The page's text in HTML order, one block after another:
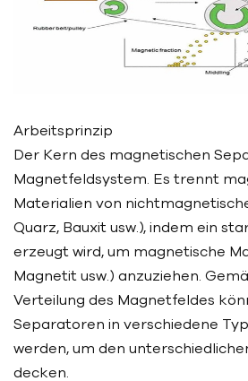
Arbeitsprinzip
Der Kern des magnetischen
Magnetfeldsystem. Es trennt
Materialien von
Quarz, Bauxit usw.), indem ein
erzeugt wird, um magnetische
Magnetit usw.) anzuziehen.
Verteilung des Magnetfeldes
Separatoren in verschiedene
werden, um den
decken.